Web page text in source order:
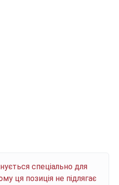
спеціально для
ця позиція не підлягає